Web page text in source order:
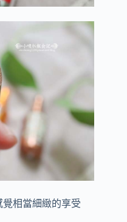
相當細緻的享受